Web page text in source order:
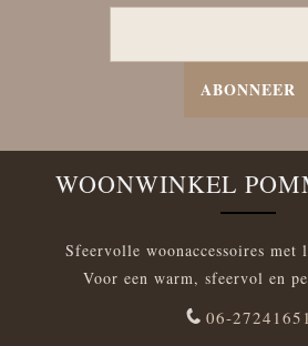
ABONNEER
WOONWINKEL
Sfeervolle woonaccessoires met
Voor een warm, sfeervol en
06-27241651